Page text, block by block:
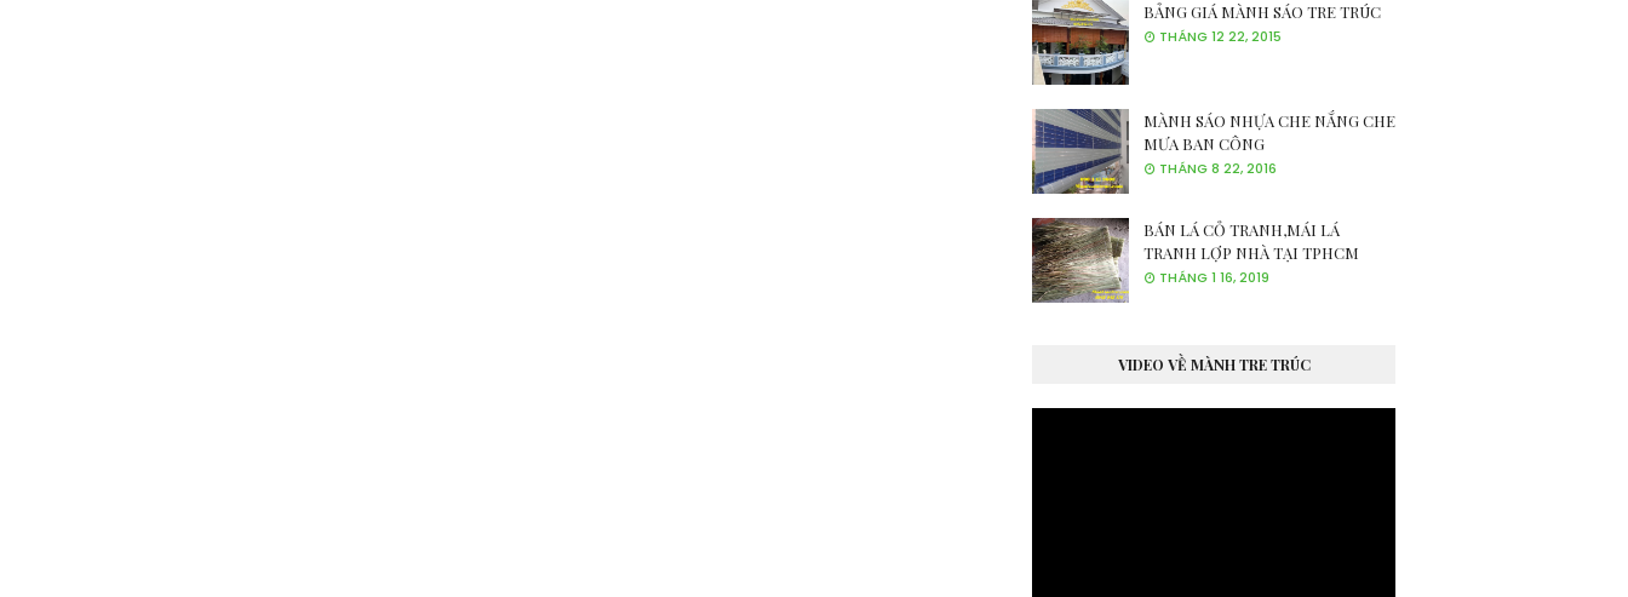
BẢNG GIÁ MÀNH SÁO TRE TRÚC
THÁNG 12 22, 2015
MÀNH SÁO NHỰA CHE NẮNG CHE
MƯA BAN CÔNG
THÁNG 8 22, 2016
BÁN LÁ CỎ TRANH,MÁI LÁ
TRANH LỢP NHÀ TẠI TPHCM
THÁNG 1 16, 2019
VIDEO VỀ MÀNH TRE TRÚC